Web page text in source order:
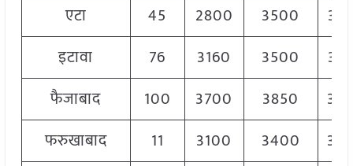
एटा
45 2800 3500
इटावा
76 3160 3500
फैजाबाद
100 3700 3850
फरुखाबाद
11 3100 3400